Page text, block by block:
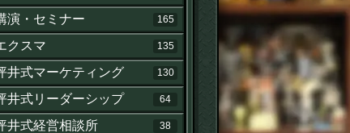
演・セミナー 165
クスマ 135
井式マーケティング 130
井式リーダーシップ 64
井式経営相談所 38